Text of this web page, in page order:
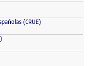
(CRUE)